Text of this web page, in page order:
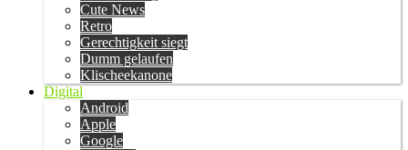
Cute News
Retro
Gerechtigkeit siegt
Dumm gelaufen
Klischeekanone
Digital
Android
Apple
Google